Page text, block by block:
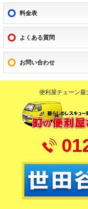
料金表
よくある質問
お問い合わせ
便利屋チェーン最